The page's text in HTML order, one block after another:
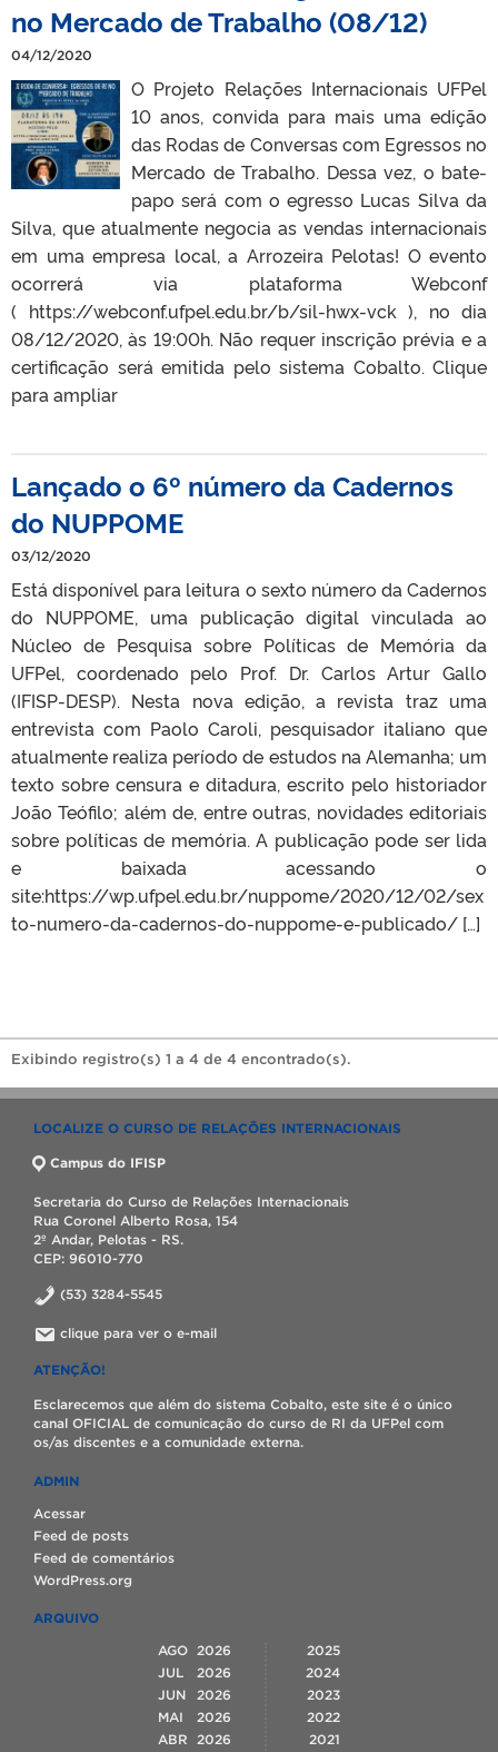
no Mercado de Trabalho (08/12)
04/12/2020
O Projeto Relações Internacionais UFPel
10 anos, convida para mais uma edição
das Rodas de Conversas com Egressos no
Mercado de Trabalho. Dessa vez, o bate-
papo será com o egresso Lucas Silva da
Silva, que atualmente negocia as vendas internacionais
em uma empresa local, a Arrozeira Pelotas! O evento
ocorrerá via plataforma Webconf
( https://webconf.ufpel.edu.br/b/sil-hwx-vck ), no dia
08/12/2020, às 19:00h. Não requer inscrição prévia e a
certificação será emitida pelo sistema Cobalto. Clique
para ampliar
Lançado o 6º número da Cadernos
do NUPPOME
03/12/2020
Está disponível para leitura o sexto número da Cadernos
do NUPPOME, uma publicação digital vinculada ao
Núcleo de Pesquisa sobre Políticas de Memória da
UFPel, coordenado pelo Prof. Dr. Carlos Artur Gallo
(IFISP-DESP). Nesta nova edição, a revista traz uma
entrevista com Paolo Caroli, pesquisador italiano que
atualmente realiza período de estudos na Alemanha; um
texto sobre censura e ditadura, escrito pelo historiador
João Teófilo; além de, entre outras, novidades editoriais
sobre políticas de memória. A publicação pode ser lida
e baixada acessando o
site:https://wp.ufpel.edu.br/nuppome/2020/12/02/sex
to-numero-da-cadernos-do-nuppome-e-publicado/ […]
Exibindo registro(s) 1 a 4 de 4 encontrado(s).
LOCALIZE O CURSO DE RELAÇÕES INTERNACIONAIS
Campus do IFISP
Secretaria do Curso de Relações Internacionais
Rua Coronel Alberto Rosa, 154
2º Andar, Pelotas - RS.
CEP: 96010-770
(53) 3284-5545
clique para ver o e-mail
ATENÇÃO!
Esclarecemos que além do sistema Cobalto, este site é o único
canal OFICIAL de comunicação do curso de RI da UFPel com
os/as discentes e a comunidade externa.
ADMIN
Acessar
Feed de posts
Feed de comentários
WordPress.org
ARQUIVO
AGO
2026
JUL
2026
JUN
2026
MAI
2026
ABR
2026
2025
2024
2023
2022
2021